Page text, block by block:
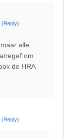
(Reply)
alle
om
de HRA
(Reply)